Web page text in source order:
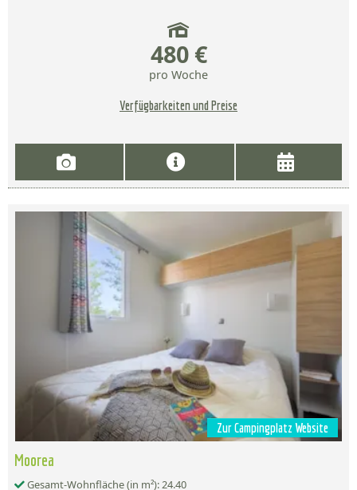
480 €
pro Woche
Verfügbarkeiten und Preise
Zur Campingplatz Website
Moorea
Gesamt-Wohnfläche (in m²): 24.40